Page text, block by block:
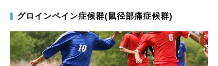
グロインペイン症候群(鼠径部痛症候群)